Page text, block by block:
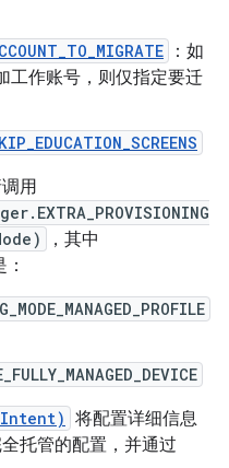
：如
工作账号，则仅指定要迁
用
，其中
：
Intent) 将配置详细信息
托管的配置，并通过